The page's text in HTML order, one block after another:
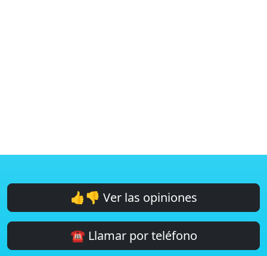
👍👎 Ver las opiniones
☎️ Llamar por teléfono